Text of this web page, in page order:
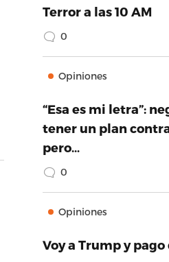
Terror a las 10 AM
0
Opiniones
“Esa es mi letra”:
tener un plan
pero…
0
Opiniones
Voy a Trump y pago